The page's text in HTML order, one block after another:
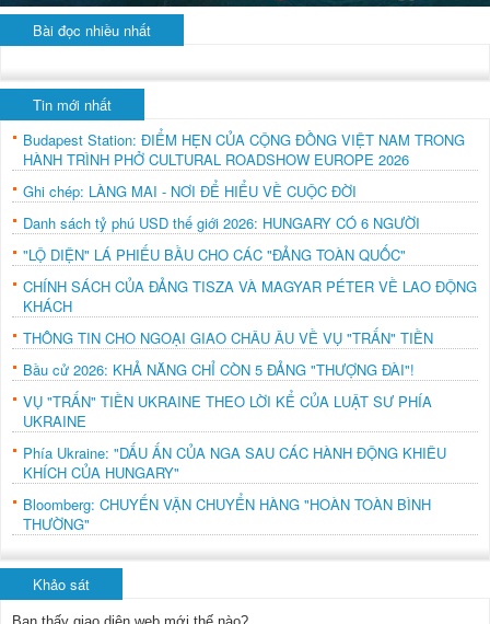
Bài đọc nhiều nhất
Tin mới nhất
Budapest Station: ĐIỂM HẸN CỦA CỘNG ĐỒNG VIỆT NAM TRONG
HÀNH TRÌNH PHỞ CULTURAL ROADSHOW EUROPE 2026
Ghi chép: LÀNG MAI - NƠI ĐỂ HIỂU VỀ CUỘC ĐỜI
Danh sách tỷ phú USD thế giới 2026: HUNGARY CÓ 6 NGƯỜI
"LỘ DIỆN" LÁ PHIẾU BẦU CHO CÁC "ĐẢNG TOÀN QUỐC"
CHÍNH SÁCH CỦA ĐẢNG TISZA VÀ MAGYAR PÉTER VỀ LAO ĐỘNG
KHÁCH
THÔNG TIN CHO NGOẠI GIAO CHÂU ÂU VỀ VỤ "TRẤN" TIỀN
Bầu cử 2026: KHẢ NĂNG CHỈ CÒN 5 ĐẢNG "THƯỢNG ĐÀI"!
VỤ "TRẤN" TIỀN UKRAINE THEO LỜI KỂ CỦA LUẬT SƯ PHÍA
UKRAINE
Phía Ukraine: "DẤU ẤN CỦA NGA SAU CÁC HÀNH ĐỘNG KHIÊU
KHÍCH CỦA HUNGARY"
Bloomberg: CHUYẾN VẬN CHUYỂN HÀNG "HOÀN TOÀN BÌNH
THƯỜNG"
Khảo sát